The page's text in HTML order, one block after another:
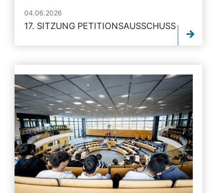
04.06.2026
17. SITZUNG PETITIONSAUSSCHUSS